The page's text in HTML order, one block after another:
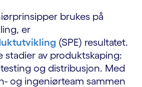
brukes på
er
(SPE) resultatet.
stadier av produktskaping:
og distribusjon. Med
og ingeniørteam sammen